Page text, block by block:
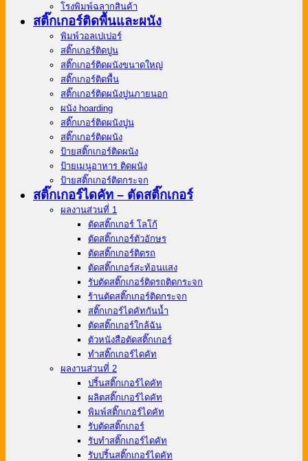
โรงพิมพ์ฉลากสินค้า
สติ๊กเกอร์ติดพื้นและผนัง
พิมพ์วอลเปเปอร์
สติ๊กเกอร์ติดปูน
สติ๊กเกอร์ติดผนังขนาดใหญ่
สติ๊กเกอร์ติดพื้น
สติ๊กเกอร์ติดผนังปูนภายนอก
ผนัง hoarding
สติ๊กเกอร์ติดผนังปูน
สติ๊กเกอร์ติดผนัง
ป้ายสติ๊กเกอร์ติดผนัง
ป้ายเมนูอาหาร ติดผนัง
ป้ายสติ๊กเกอร์ติดกระจก
สติ๊กเกอร์ไดคัท – ตัดสติ๊กเกอร์
ผลงานส่วนที่ 1
ตัดสติ๊กเกอร์ โลโก้
ตัดสติ๊กเกอร์ตัวอักษร
ตัดสติ๊กเกอร์ติดรถ
ตัดสติ๊กเกอร์สะท้อนแสง
รับตัดสติ๊กเกอร์ติดรถติดกระจก
ร้านตัดสติ๊กเกอร์ติดกระจก
สติ๊กเกอร์ไดคัทกันน้ำ
ตัดสติ๊กเกอร์ใกล้ฉัน
ตัวหนังสือตัดสติ๊กเกอร์
ทําสติ๊กเกอร์ไดคัท
ผลงานส่วนที่ 2
ปริ้นสติ๊กเกอร์ไดคัท
ผลิตสติ๊กเกอร์ไดคัท
พิมพ์สติ๊กเกอร์ไดคัท
รับตัดสติ๊กเกอร์
รับทําสติ๊กเกอร์ไดคัท
รับปริ้นสติ๊กเกอร์ไดคัท